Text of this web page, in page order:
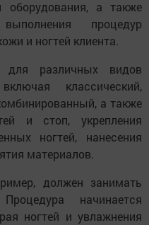
оборудования, а также
процедур
и ногтей клиента.
для различных видов
классический,
а также
и стоп, укрепления
ногтей, нанесения
материалов.
должен занимать
начинается
ногтей и увлажнения